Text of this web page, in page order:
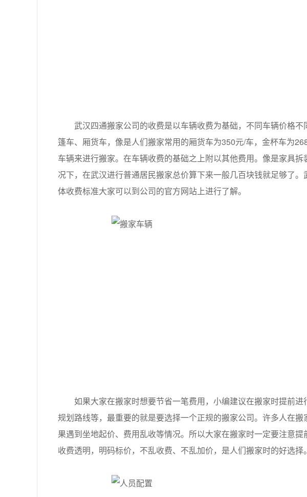
武汉四通搬家公司的收费是以车辆收费为基础，不同车辆价格不
篷车、厢货车，像是人们搬家常用的厢货车为350元/车，金杯车为
车辆来进行搬家。在车辆收费的基础之上附以其他费用。像是家具
况下，在武汉进行普通居民搬家总价算下来一般几百块钱就足够了
体收费标准大家可以到公司的官方网站上进行了解。
如果大家在搬家时想要节省一笔费用，小编建议在搬家时提前进
规划路线等，最重要的就是要选择一个正规的搬家公司。许多人在
果遇到坐地起价、费用乱收等情况。所以大家在搬家时一定要注意
收费透明，明码标价，不乱收费、不乱加价，是人们搬家时的好选择。